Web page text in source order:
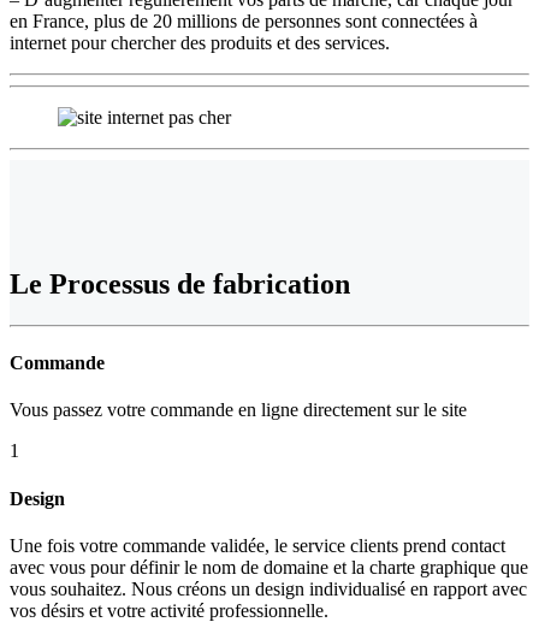
en France, plus de 20 millions de personnes sont connectées à
internet pour chercher des produits et des services.
Le Processus de fabrication
Commande
Vous passez votre commande en ligne directement sur le site
1
Design
Une fois votre commande validée, le service clients prend contact
avec vous pour définir le nom de domaine et la charte graphique que
vous souhaitez. Nous créons un design individualisé en rapport avec
vos désirs et votre activité professionnelle.